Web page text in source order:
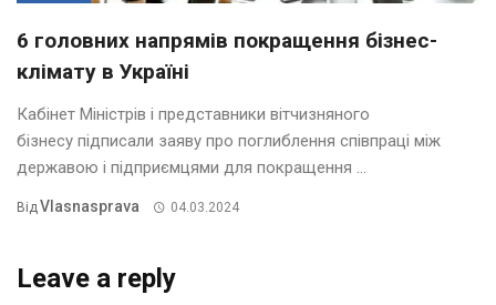
6 головних напрямів покращення бізнес-
клімату в Україні
Кабінет Міністрів і представники вітчизняного
бізнесу підписали заяву про поглиблення співпраці між
державою і підприємцями для покращення ...
ВідVlasnasprava 04.03.2024
Leave a reply